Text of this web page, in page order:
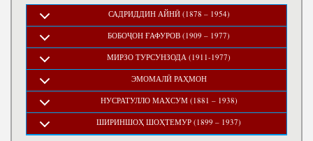
САДРИДДИН АЙНӢ (1878 – 1954)
БОБОҶОН ҒАФУРОВ (1909 – 1977)
МИРЗО ТУРСУНЗОДА (1911-1977)
ЭМОМАЛӢ РАҲМОН
НУСРАТУЛЛО МАХСУМ (1881 – 1938)
ШИРИНШОҲ ШОҲТЕМУР (1899 – 1937)